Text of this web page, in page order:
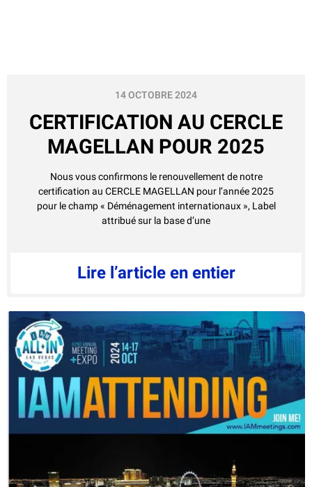
CERTIFICATION AU CERCLE
MAGELLAN POUR 2025
14 OCTOBRE 2024
Nous vous confirmons le renouvellement de notre
certification au CERCLE MAGELLAN pour l’année 2025
pour le champ « Déménagement internationaux », Label
attribué sur la base d’une
Lire l’article en entier